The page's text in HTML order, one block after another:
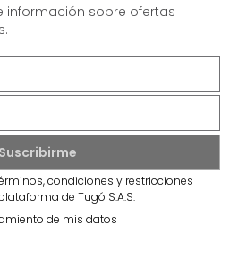
información sobre ofertas
condiciones y restricciones
de Tugó S.A.S.
de mis datos